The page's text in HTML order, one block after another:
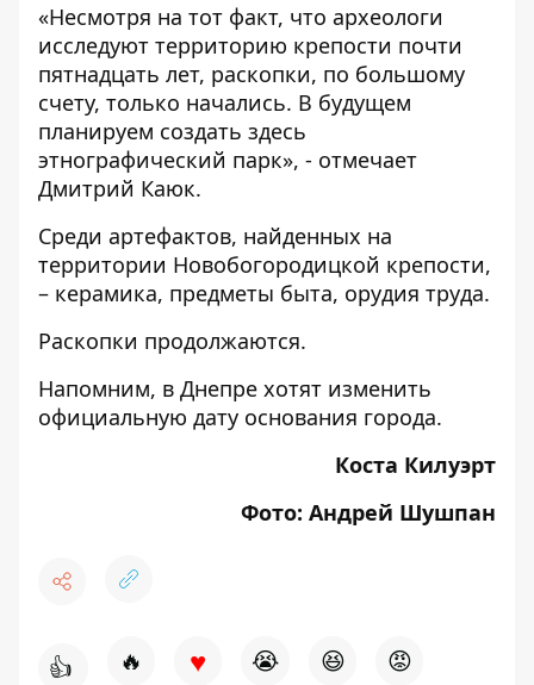
«Несмотря на тот факт, что археологи
исследуют территорию крепости почти
пятнадцать лет, раскопки, по большому
счету, только начались. В будущем
планируем создать здесь
этнографический парк», - отмечает
Дмитрий Каюк.
Среди артефактов, найденных на
территории Новобогородицкой крепости,
– керамика, предметы быта, орудия труда.
Раскопки продолжаются.
Напомним, в Днепре хотят изменить
официальную дату основания города.
Коста Килуэрт
Фото: Андрей Шушпан
👍 🔥 ♥ 😭 😆 😡